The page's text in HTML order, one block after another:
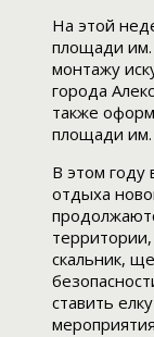
На этой
площади им.
монтажу
города
также
площади им.
В этом году
отдыха
скальник,
ставить